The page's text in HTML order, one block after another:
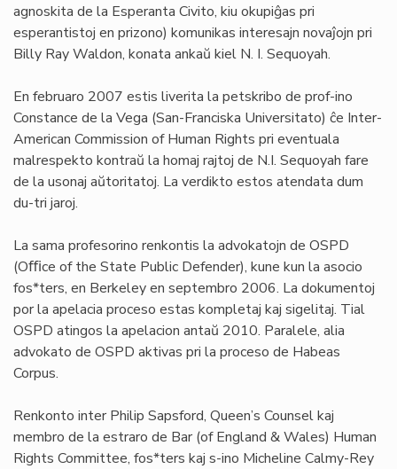
agnoskita de la Esperanta Civito, kiu okupiĝas pri
esperantistoj en prizono) komunikas interesajn novaĵojn pri
Billy Ray Waldon, konata ankaŭ kiel N. I. Sequoyah.
En februaro 2007 estis liverita la petskribo de prof-ino
Constance de la Vega (San-Franciska Universitato) ĉe Inter-
American Commission of Human Rights pri eventuala
malrespekto kontraŭ la homaj rajtoj de N.I. Sequoyah fare
de la usonaj aŭtoritatoj. La verdikto estos atendata dum
du-tri jaroj.
La sama profesorino renkontis la advokatojn de OSPD
(Oﬃce of the State Public Defender), kune kun la asocio
fos*ters, en Berkeley en septembro 2006. La dokumentoj
por la apelacia proceso estas kompletaj kaj sigelitaj. Tial
OSPD atingos la apelacion antaŭ 2010. Paralele, alia
advokato de OSPD aktivas pri la proceso de Habeas
Corpus.
Renkonto inter Philip Sapsford, Queen’s Counsel kaj
membro de la estraro de Bar (of England & Wales) Human
Rights Committee, fos*ters kaj s-ino Micheline Calmy-Rey